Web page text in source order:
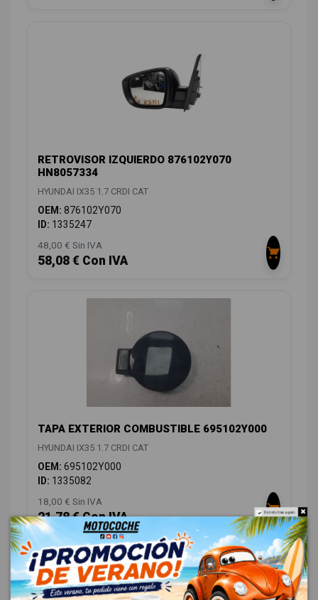
RETROVISOR IZQUIERDO 876102Y070
HN8057334
HYUNDAI IX35 1.7 CRDI CAT
OEM: 876102Y070
ID: 1335247
48,00 € Sin IVA
58,08 € Con IVA
TAPA EXTERIOR COMBUSTIBLE 695102Y000
HYUNDAI IX35 1.7 CRDI CAT
OEM: 695102Y000
ID: 1335082
18,00 € Sin IVA
21,78 € Con IVA
CLIMATIZACIÓN 1
Do not show again.